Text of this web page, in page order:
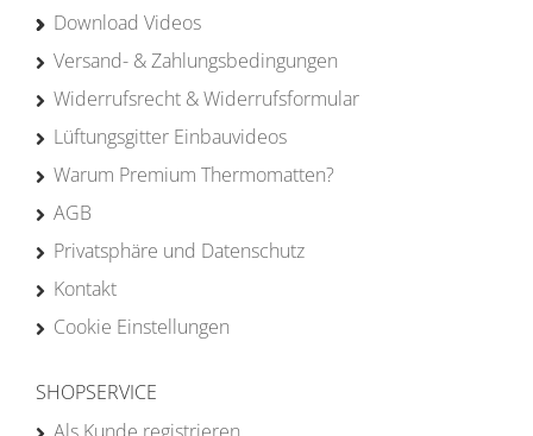
Download Videos
Versand- & Zahlungsbedingungen
Widerrufsrecht & Widerrufsformular
Lüftungsgitter Einbauvideos
Warum Premium Thermomatten?
AGB
Privatsphäre und Datenschutz
Kontakt
Cookie Einstellungen
SHOPSERVICE